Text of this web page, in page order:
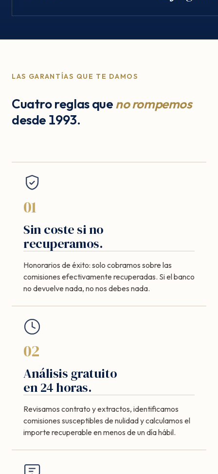
LAS GARANTÍAS QUE TE DAMOS
Cuatro reglas queno rompemos
desde 1993.
01
Sin coste si no
recuperamos.
Honorarios de éxito: solo cobramos sobre las
comisiones efectivamente recuperadas. Si el banco
no devuelve nada, no nos debes nada.
02
Análisis gratuito
en 24 horas.
Revisamos contrato y extractos, identificamos
comisiones susceptibles de nulidad y calculamos el
importe recuperable en menos de un día hábil.